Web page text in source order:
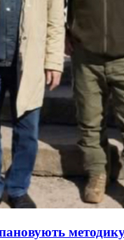
методику